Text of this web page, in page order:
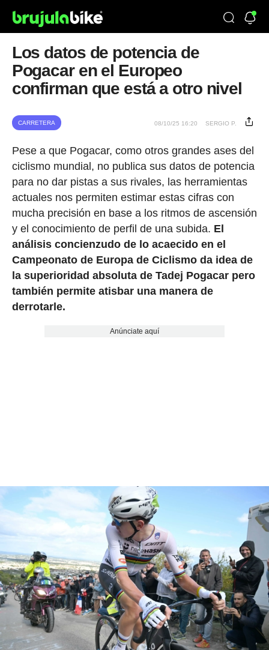
Los datos de potencia de
Pogacar en el Europeo
confirman que está a otro nivel
CARRETERA 08/10/25 16:20 SERGIO P.
Pese a que Pogacar, como otros grandes ases del
ciclismo mundial, no publica sus datos de potencia
para no dar pistas a sus rivales, las herramientas
actuales nos permiten estimar estas cifras con
mucha precisión en base a los ritmos de ascensión
y el conocimiento de perfil de una subida. El
análisis concienzudo de lo acaecido en el
Campeonato de Europa de Ciclismo da idea de
la superioridad absoluta de Tadej Pogacar pero
también permite atisbar una manera de
derrotarle.
Anúnciate aquí